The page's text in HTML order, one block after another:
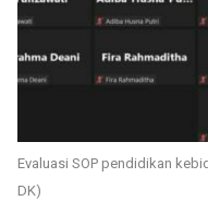
Evaluasi SOP pendidikan
DK)